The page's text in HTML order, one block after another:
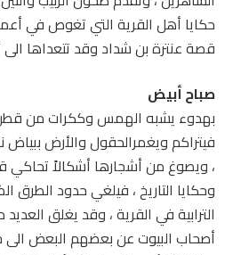
حكايا أهل القرية التي تغوص في
قصة عنترة بن شداد وقد تتعداها الى
صباح أبيض
بهدوء يشبه الهمس وككرات من قطن
فيتراكم ويغمرالحقول والأرض
، ويصوغ من أشجارها أشكالاً تحاكي
وحكايا التاريخ ، فيلغي حدود الطرق
الترابية في القرية ، وقد يغلق
أصحاب البيوت عن بعضهم البعض الى